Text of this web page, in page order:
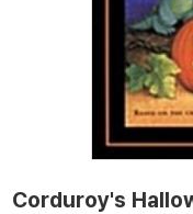
Corduroy's